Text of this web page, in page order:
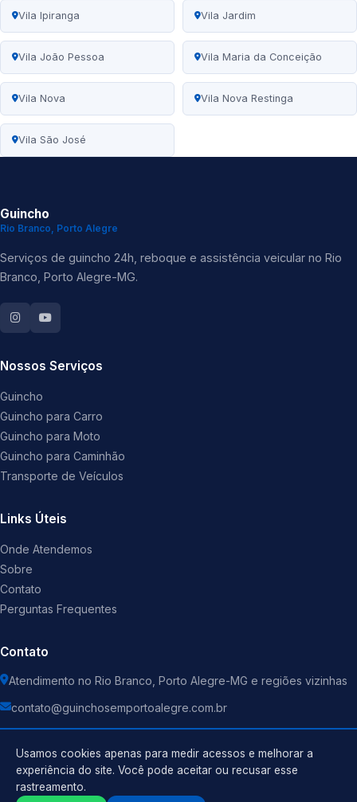
Vila Ipiranga Vila Jardim
Vila João Pessoa Vila Maria da Conceição
Vila Nova Vila Nova Restinga
Vila São José
Guincho
Rio Branco, Porto Alegre
Serviços de guincho 24h, reboque e assistência veicular no Rio
Branco, Porto Alegre-MG.
Nossos Serviços
Guincho
Guincho para Carro
Guincho para Moto
Guincho para Caminhão
Transporte de Veículos
Links Úteis
Onde Atendemos
Sobre
Contato
Perguntas Frequentes
Contato
Atendimento no Rio Branco, Porto Alegre-MG e regiões vizinhas
contato@guinchosemportoalegre.com.br
Usamos cookies apenas para medir acessos e melhorar a
experiência do site. Você pode aceitar ou recusar esse
rastreamento.